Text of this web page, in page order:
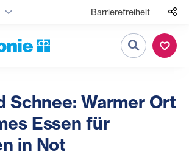
Barrierefreiheit
Suche
Schnee: Warmer Ort
Essen für
in Not